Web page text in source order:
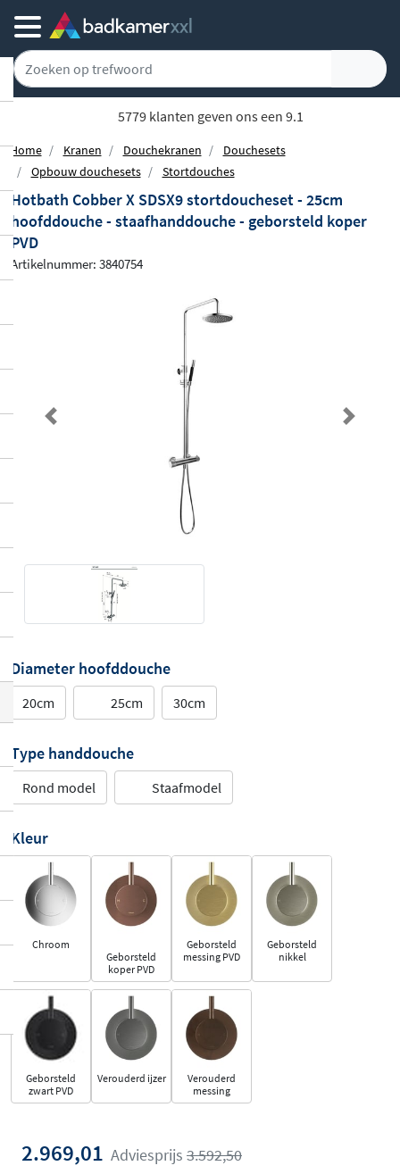
5779 klanten geven ons een 9.1
Home Kranen Douchekranen
Douchesets
Opbouw douchesets
Stortdouches
Hotbath Cobber X SDSX9 stortdoucheset - 25cm
hoofddouche - staafhanddouche - geborsteld koper
PVD
Artikelnummer: 3840754
Previous Next
Diameter hoofddouche
20cm 25cm 30cm
Type handdouche
Rond model Staafmodel
Kleur
Chroom
Geborsteld
koper PVD
Geborsteld
messing PVD
Geborsteld
nikkel
Geborsteld
zwart PVD
Verouderd ijzer
Verouderd
messing
2.969,01 Adviesprijs 3.592,50